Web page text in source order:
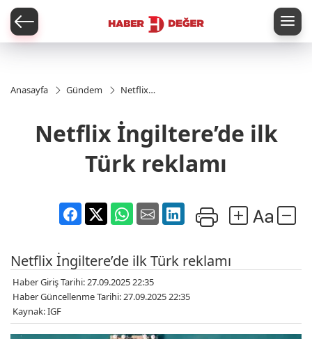
Anasayfa Gündem
Netflix
reklamı
Netflix İngiltere’de ilk
Türk reklamı
Netflix İngiltere’de ilk Türk reklamı
Haber Giriş Tarihi: 27.09.2025 22:35
Haber Güncellenme Tarihi: 27.09.2025 22:35
Kaynak: IGF